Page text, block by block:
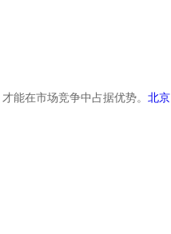
能在市场竞争中占据优势。 北京